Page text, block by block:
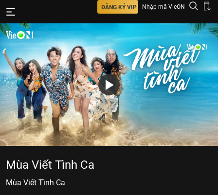
ĐĂNG KÝ VIP Nhập mã VieON
Mùa Viết Tình Ca
Mùa Viết Tình Ca